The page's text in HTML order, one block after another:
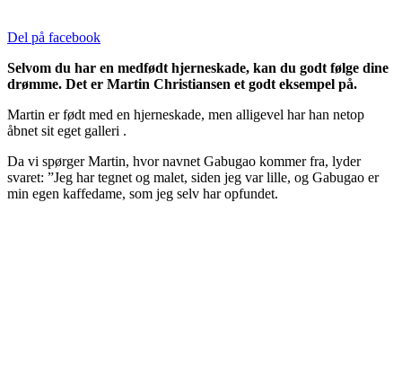
Del på facebook
Selvom du har en medfødt hjerneskade, kan du godt følge dine
drømme. Det er Martin Christiansen et godt eksempel på.
Martin er født med en hjerneskade, men alligevel har han netop
åbnet sit eget galleri .
Da vi spørger Martin, hvor navnet Gabugao kommer fra, lyder
svaret: ”Jeg har tegnet og malet, siden jeg var lille, og Gabugao er
min egen kaffedame, som jeg selv har opfundet.